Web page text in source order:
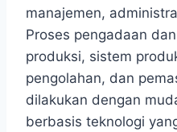
manajemen,
Proses pengadaan
produksi, sistem
pengolahan, dan
dilakukan dengan
berbasis teknologi